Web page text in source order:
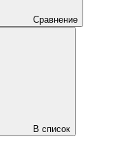
Сравнение
В список